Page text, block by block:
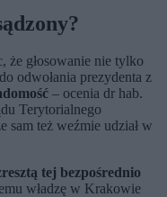
głosowanie nie tylko
odwołania prezydenta z
– ocenia dr hab.
Terytorialnego
sam też weźmie udział w
tej bezpośrednio
władzę w Krakowie